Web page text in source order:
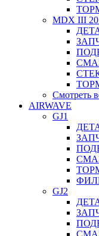
MDX III
Смотреть
AIRWAVE
GJ1
GJ2